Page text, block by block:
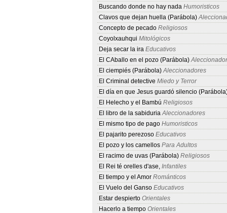
Buscando donde no hay nada Humoristicos
Clavos que dejan huella (Parábola)
Concepto de pecado Religiosos
Coyolxauhqui Mitológicos
Deja secar la ira Educativos
El CAballo en el pozo (Parábola)
El ciempiés (Parábola)Aleccionadores
El Criminal detective Miedo y Terror
El día en que Jesus guardó silencio
El Helecho y el Bambú Religiosos
El libro de la sabiduriaAleccionadores
El mismo tipo de pago Humoristicos
El pajarito perezoso Educativos
El pozo y los camellos Para Adultos
El racimo de uvas (Parábola) Religiosos
El Rei té orelles d'ase, Infantiles
El tiempo y el Amor Románticos
El Vuelo del Ganso Educativos
Estar despierto Orientales
Hacerlo a tiempo Orientales